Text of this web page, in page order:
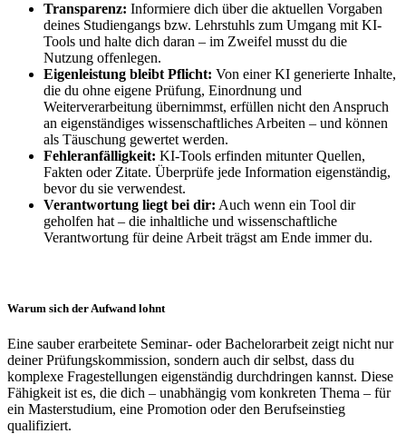
Transparenz: Informiere dich über die aktuellen Vorgaben
deines Studiengangs bzw. Lehrstuhls zum Umgang mit KI-
Tools und halte dich daran – im Zweifel musst du die
Nutzung offenlegen.
Eigenleistung bleibt Pflicht: Von einer KI generierte Inhalte,
die du ohne eigene Prüfung, Einordnung und
Weiterverarbeitung übernimmst, erfüllen nicht den Anspruch
an eigenständiges wissenschaftliches Arbeiten – und können
als Täuschung gewertet werden.
Fehleranfälligkeit: KI-Tools erfinden mitunter Quellen,
Fakten oder Zitate. Überprüfe jede Information eigenständig,
bevor du sie verwendest.
Verantwortung liegt bei dir: Auch wenn ein Tool dir
geholfen hat – die inhaltliche und wissenschaftliche
Verantwortung für deine Arbeit trägst am Ende immer du.
Warum sich der Aufwand lohnt
Eine sauber erarbeitete Seminar- oder Bachelorarbeit zeigt nicht nur
deiner Prüfungskommission, sondern auch dir selbst, dass du
komplexe Fragestellungen eigenständig durchdringen kannst. Diese
Fähigkeit ist es, die dich – unabhängig vom konkreten Thema – für
ein Masterstudium, eine Promotion oder den Berufseinstieg
qualifiziert.